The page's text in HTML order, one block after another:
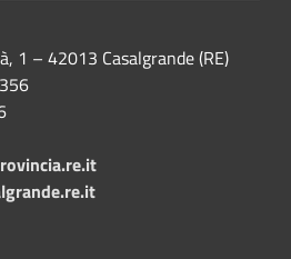
1 – 42013 Casalgrande (RE)